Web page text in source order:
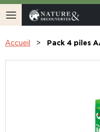
Accueil Pack 4 piles